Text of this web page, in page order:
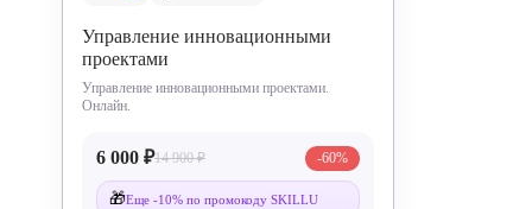
Управление инновационными
проектами
Управление инновационными проектами.
Онлайн.
6 000 ₽14 900 ₽ -60%
🎁Еще -10% по промокоду SKILLU